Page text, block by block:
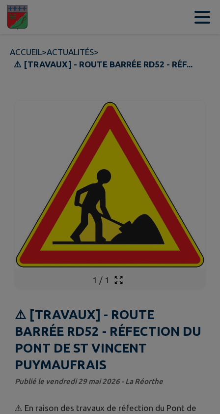
Contenu
ACCUEIL>ACTUALITÉS>
⚠️ [TRAVAUX] - ROUTE BARRÉE RD52 - RÉF...
1 / 1
⚠️ [TRAVAUX] - ROUTE
BARRÉE RD52 - RÉFECTION DU
PONT DE ST VINCENT
PUYMAUFRAIS
Publié le vendredi 29 mai 2026 - La Réorthe
⚠️ En raison des travaux de réfection du Pont de